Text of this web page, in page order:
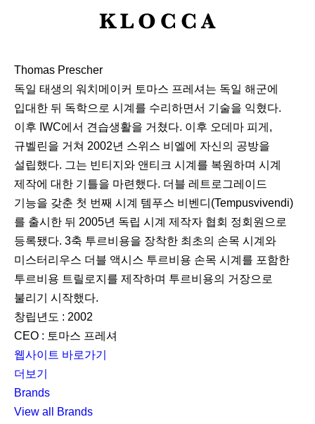
K
C
C
A
Thomas Prescher
독일 태생의 워치메이커 토마스 프레셔는 독일 해군에
입대한 뒤 독학으로 시계를 수리하면서 기술을 익혔다.
이후 IWC에서 견습생활을 거쳤다. 이후 오데마 피게,
규벨린을 거쳐 2002년 스위스 비엘에 자신의 공방을
설립했다. 그는 빈티지와 앤티크 시계를 복원하며 시계
제작에 대한 기틀을 마련했다. 더블 레트로그레이드
기능을 갖춘 첫 번째 시계 템푸스 비벤디(Tempusvivendi)
를 출시한 뒤 2005년 독립 시계 제작자 협회 정회원으로
등록됐다. 3축 투르비용을 장착한 최초의 손목 시계와
미스터리우스 더블 액시스 투르비용 손목 시계를 포함한
투르비용 트릴로지를 제작하며 투르비용의 거장으로
불리기 시작했다.
창립년도 : 2002
CEO : 토마스 프레셔
웹사이트 바로가기
더보기
Brands
View all Brands